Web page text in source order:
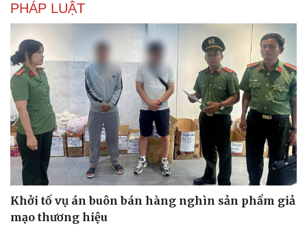
Di sản
PHÁP LUẬT
Khởi tố vụ án buôn bán hàng nghìn sản phẩm giả
mạo thương hiệu